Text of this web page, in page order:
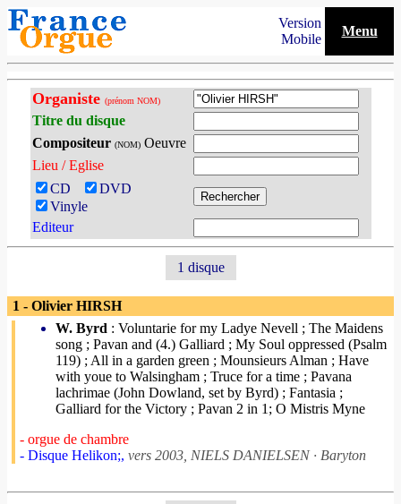
Version
Mobile
Menu
Organiste (prénom NOM)
Titre du disque
Compositeur (NOM)Oeuvre
Lieu / Eglise
CD
DVD
Vinyle
Editeur
1 disque
1 - Olivier HIRSH
W. Byrd : Voluntarie for my Ladye Nevell ; The Maidens
song ; Pavan and (4.) Galliard ; My Soul oppressed (Psalm
119) ; All in a garden green ; Mounsieurs Alman ; Have
with youe to Walsingham ; Truce for a time ; Pavana
lachrimae (John Dowland, set by Byrd) ; Fantasia ;
Galliard for the Victory ; Pavan 2 in 1; O Mistris Myne
- orgue de chambre
- Disque Helikon;, vers 2003, NIELS DANIELSEN · Baryton